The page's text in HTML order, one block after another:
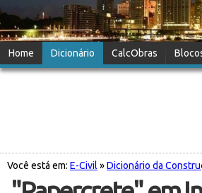
Home Dicionário CalcObras
Você está em: E-Civil »Dicionário da